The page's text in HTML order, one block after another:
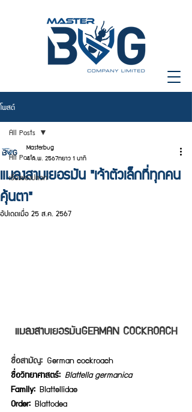
โพสต์
All Posts
เรื่องของปลวก
All Posts
แมลงสาบเยอรมัน "เจ้าตัวเล็กที่ทุกคน
คุ้นตา"
Masterbug
4 ก.พ. 2567 ยาว 1 นาที
อัปเดตเมื่อ25 ส.ค. 2567
แมลงสาบเยอรมันGERMAN COCKROACH
ชื่อสามัญ: German cockroach
ชื่อวิทยาศาสตร์: Blattella germanica
Family: Blattellidae
Order: Blattodea